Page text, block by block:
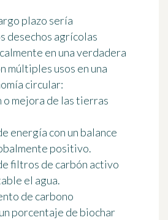
plazo sería
desechos agrícolas
en una verdadera
múltiples usos en una
circular:
o mejora de las tierras
energía con un balance
positivo.
filtros de carbón activo
el agua.
de carbono
porcentaje de biochar